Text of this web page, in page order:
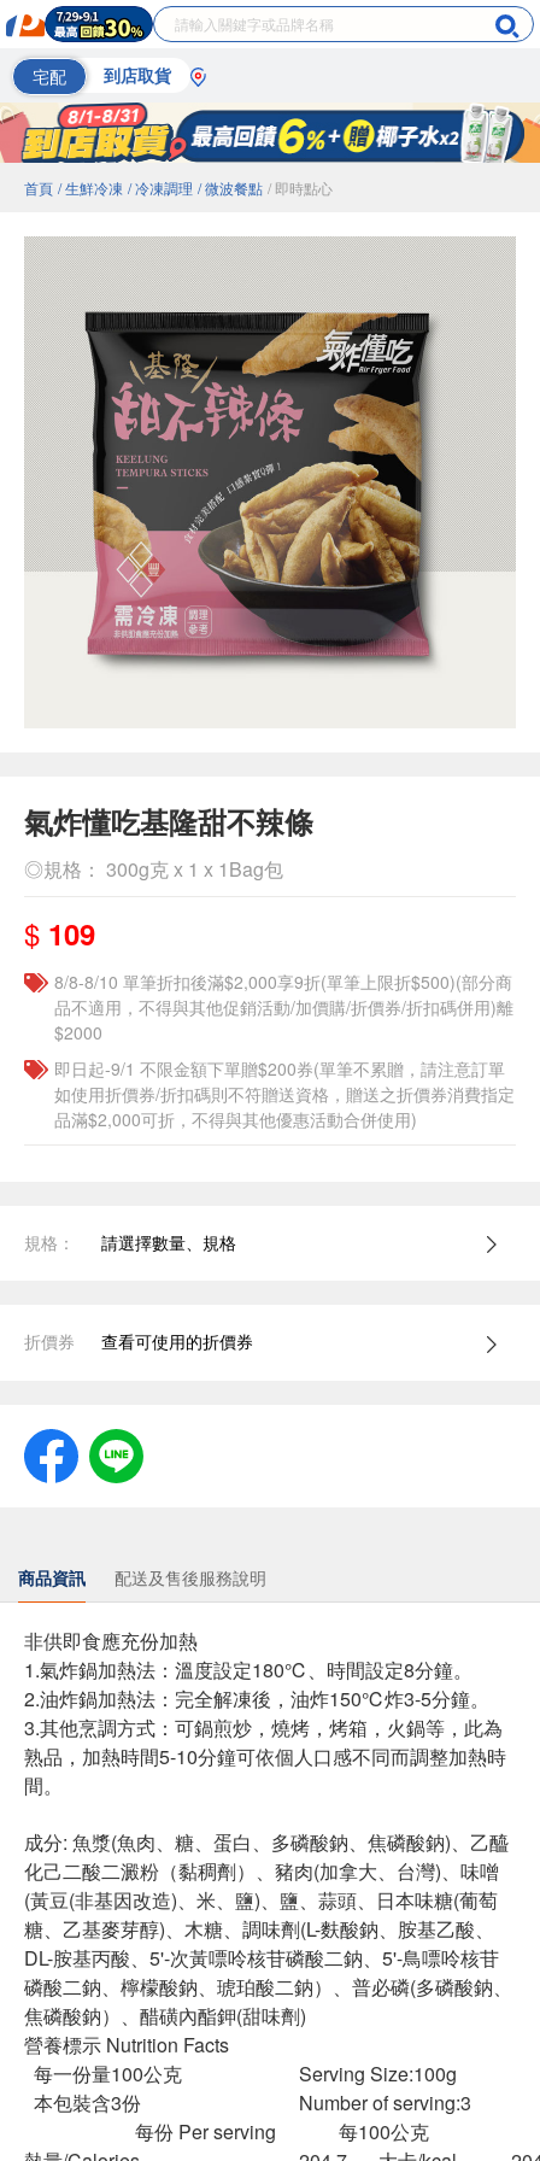
宅配 到店取貨
首頁 / 生鮮冷凍 / 冷凍調理 / 微波餐點 / 即時點心
氣炸懂吃基隆甜不辣條
◎規格： 300g克 x 1 x 1Bag包
$ 109
8/8-8/10 單筆折扣後滿$2,000享9折(單筆上限折$500)(部分商
品不適用，不得與其他促銷活動/加價購/折價券/折扣碼併用)離
$2000
即日起-9/1 不限金額下單贈$200券(單筆不累贈，請注意訂單
如使用折價券/折扣碼則不符贈送資格，贈送之折價券消費指定
品滿$2,000可折，不得與其他優惠活動合併使用)
規格： 請選擇數量、規格
折價券 查看可使用的折價券
商品資訊 配送及售後服務說明
非供即食應充份加熱
1.氣炸鍋加熱法：溫度設定180℃、時間設定8分鐘。
2.油炸鍋加熱法：完全解凍後，油炸150℃炸3-5分鐘。
3.其他烹調方式：可鍋煎炒，燒烤，烤箱，火鍋等，此為
熟品，加熱時間5-10分鐘可依個人口感不同而調整加熱時
間。
成分: 魚漿(魚肉、糖、蛋白、多磷酸鈉、焦磷酸鈉)、乙醯
化己二酸二澱粉（黏稠劑）、豬肉(加拿大、台灣)、味噌
(黃豆(非基因改造)、米、鹽)、鹽、蒜頭、日本味糖(葡萄
糖、乙基麥芽醇)、木糖、調味劑(L-麩酸鈉、胺基乙酸、
DL-胺基丙酸、5'-次黃嘌呤核苷磷酸二鈉、5'-鳥嘌呤核苷
磷酸二鈉、檸檬酸鈉、琥珀酸二鈉）、普必磷(多磷酸鈉、
焦磷酸鈉）、醋磺內酯鉀(甜味劑)
營養標示 Nutrition Facts
每一份量100公克
Serving Size:100g
本包裝含3份
Number of serving:3
每份 Per serving 每100公克